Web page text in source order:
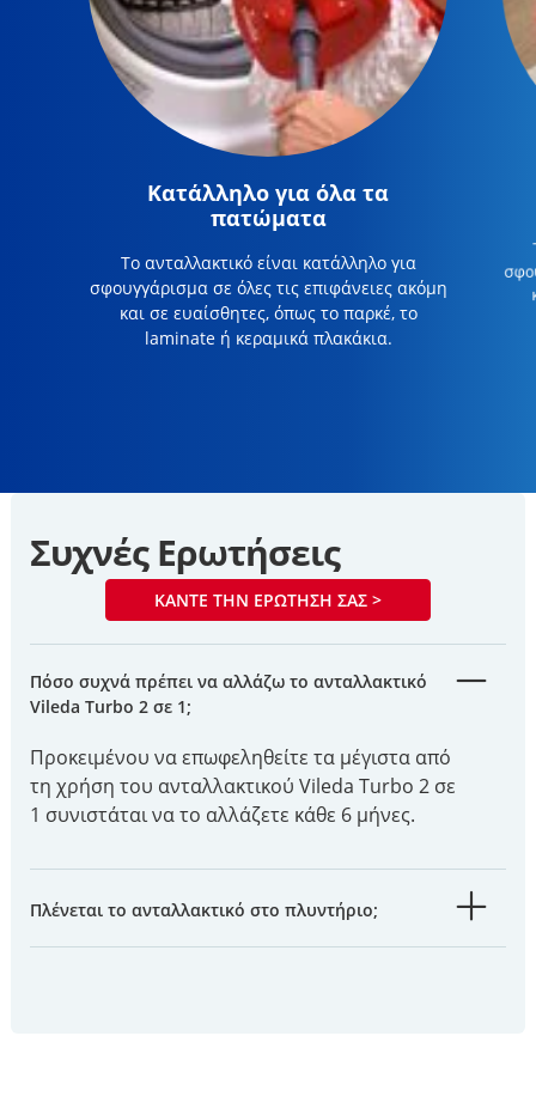
Κατάλληλο για όλα τα
πατώματα
Το ανταλλακτικό είναι κατάλληλο για
σφουγγάρισμα σε όλες τις επιφάνειες ακόμη
και σε ευαίσθητες, όπως το παρκέ, το
laminate ή κεραμικά πλακάκια.
Συχνές Ερωτήσεις
ΚΆΝΤΕ ΤΗΝ ΕΡΏΤΗΣΉ ΣΑΣ >
Πόσο συχνά πρέπει να αλλάζω το ανταλλακτικό
Vileda Turbo 2 σε 1;
Προκειμένου να επωφεληθείτε τα μέγιστα από
τη χρήση του ανταλλακτικού Vileda Turbo 2 σε
1 συνιστάται να το αλλάζετε κάθε 6 μήνες.
Πλένεται το ανταλλακτικό στο πλυντήριο;